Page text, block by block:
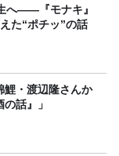
へ——『モナキ』
た“ポチッ”の話
話』」